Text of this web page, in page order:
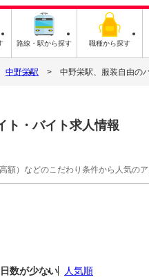
路線・駅から探す 職種から探す
中野栄駅 中野栄駅、服装自由の
ト・バイト求人情報
）などのこだわり条件から人気のア
数が少ない 人気順